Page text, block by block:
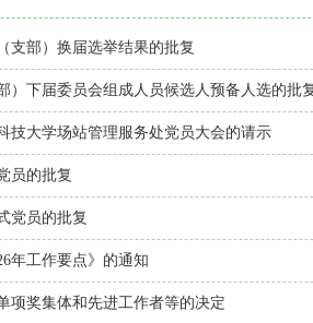
支部）换届选举结果的批复
）下届委员会组成人员候选人预备人选的批
技大学场站管理服务处党员大会的请示
员的批复
党员的批复
年工作要点》的通知
项奖集体和先进工作者等的决定